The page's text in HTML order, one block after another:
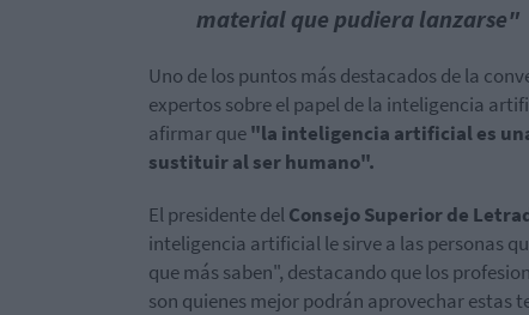
material que pudiera lanzarse"
Uno de los puntos más destacados de la
expertos sobre el papel de la inteligencia
afirmar que"la inteligencia artificial es
sustituir al ser humano".
El presidente delConsejo Superior de
inteligencia artificial le sirve a las personas
que más saben", destacando que los
son quienes mejor podrán aprovechar estas